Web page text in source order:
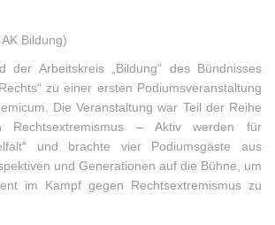
Bildung)
der Arbeitskreis „Bildung“ des Bündnisses
zu einer ersten Podiumsveranstaltung
Die Veranstaltung war Teil der Reihe
Rechtsextremismus – Aktiv werden für
und brachte vier Podiumsgäste aus
und Generationen auf die Bühne, um
im Kampf gegen Rechtsextremismus zu